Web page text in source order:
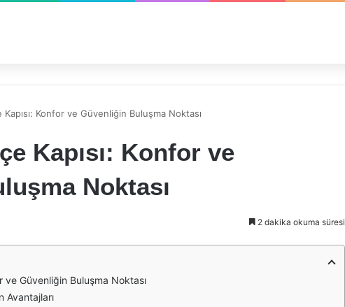
Konfor ve Güvenliğin Buluşma Noktası
Kapısı: Konfor ve
Noktası
2 dakika okuma süresi
ve Güvenliğin Buluşma Noktası
Avantajları